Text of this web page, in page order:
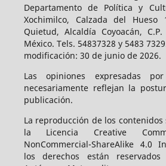
Departamento de Política y
Xochimilco, Calzada del Hueso
Quietud, Alcaldía Coyoacán,
México. Tels. 54837328 y 5483
modificación: 30 de junio de 2026.
Las opiniones expresadas
necesariamente reflejan la
publicación.
La reproducción de los
la Licencia Creative
NonCommercial-ShareAlike 4.0
los derechos están